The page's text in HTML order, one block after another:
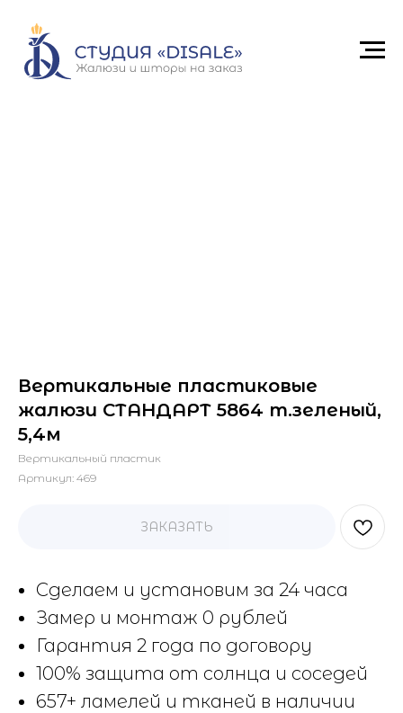
Вертикальные пластиковые
жалюзи СТАНДАРТ 5864 т.зеленый,
5,4м
Вертикальный пластик
Артикул: 469
ЗАКАЗАТЬ
Сделаем и установим за 24 часа
Замер и монтаж 0 рублей
Гарантия 2 года по договору
100% защита от солнца и соседей
657+ ламелей и тканей в наличии